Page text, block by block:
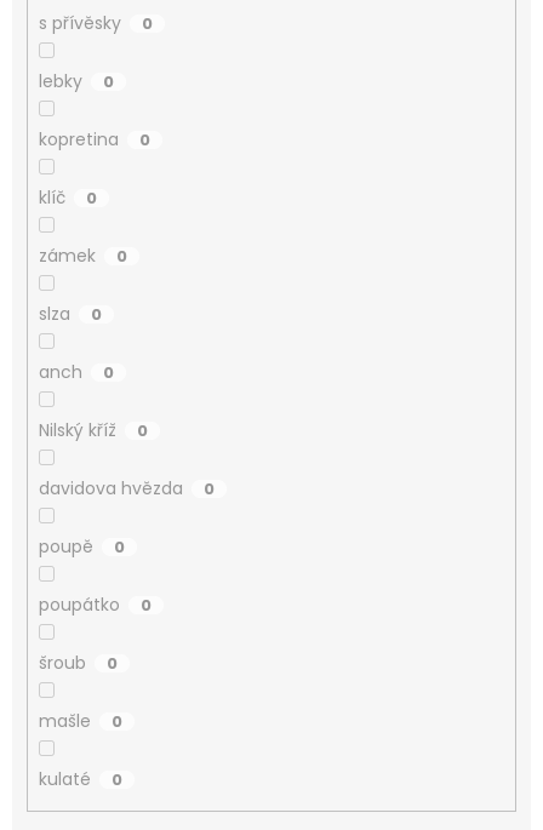
s přívěsky 0
lebky 0
kopretina 0
klíč 0
zámek 0
slza 0
anch 0
Nilský kříž 0
davidova hvězda 0
poupě 0
poupátko 0
šroub 0
mašle 0
kulaté 0